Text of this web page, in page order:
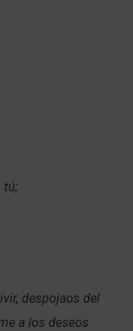
tú;
despojaos del
a los deseos